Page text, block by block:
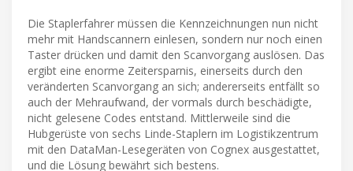
Die Staplerfahrer müssen die Kennzeichnungen nun nicht
mehr mit Handscannern einlesen, sondern nur noch einen
Taster drücken und damit den Scanvorgang auslösen. Das
ergibt eine enorme Zeitersparnis, einerseits durch den
veränderten Scanvorgang an sich; andererseits entfällt so
auch der Mehraufwand, der vormals durch beschädigte,
nicht gelesene Codes entstand. Mittlerweile sind die
Hubgerüste von sechs Linde-Staplern im Logistikzentrum
mit den DataMan-Lesegeräten von Cognex ausgestattet,
und die Lösung bewährt sich bestens.